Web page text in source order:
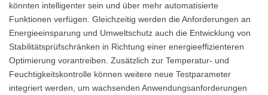
könnten intelligenter sein und über mehr automatisierte
Funktionen verfügen. Gleichzeitig werden die Anforderungen an
Energieeinsparung und Umweltschutz auch die Entwicklung von
Stabilitätsprüfschränken in Richtung einer energieeffizienteren
Optimierung vorantreiben. Zusätzlich zur Temperatur- und
Feuchtigkeitskontrolle können weitere neue Testparameter
integriert werden, um wachsenden Anwendungsanforderungen